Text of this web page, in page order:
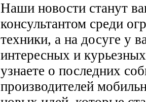
Наши новости станут
консультантом среди
техники, а на досуге у
интересных и
узнаете о последних
производителей